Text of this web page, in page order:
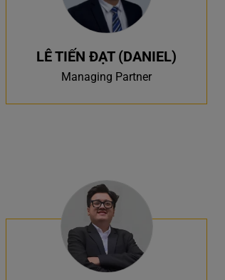
LÊ TIẾN ĐẠT (DANIEL)
Managing Partner